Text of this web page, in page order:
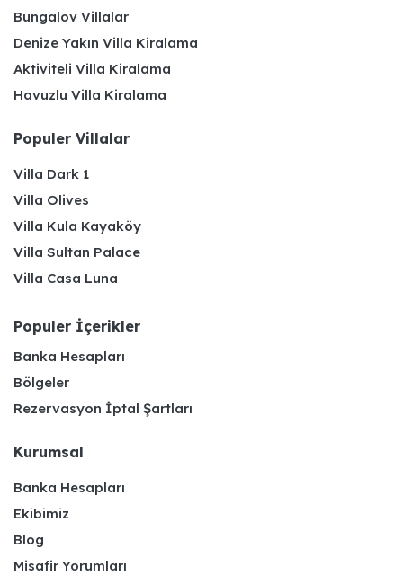
Bungalov Villalar
Denize Yakın Villa Kiralama
Aktiviteli Villa Kiralama
Havuzlu Villa Kiralama
Populer Villalar
Villa Dark 1
Villa Olives
Villa Kula Kayaköy
Villa Sultan Palace
Villa Casa Luna
Populer İçerikler
Banka Hesapları
Bölgeler
Rezervasyon İptal Şartları
Kurumsal
Banka Hesapları
Ekibimiz
Blog
Misafir Yorumları